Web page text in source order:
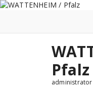
Zum
Pfalz
administrator